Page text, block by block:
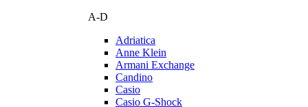
A-D
Adriatica
Anne Klein
Armani Exchange
Candino
Casio
Casio G-Shock